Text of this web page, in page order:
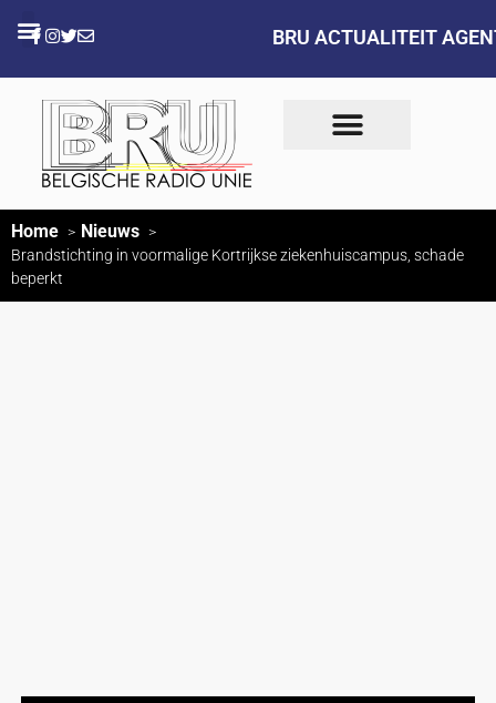
BRU ACTUALITEIT
Home Nieuws
Brandstichting in voormalige Kortrijkse ziekenhuiscampus, schade
beperkt